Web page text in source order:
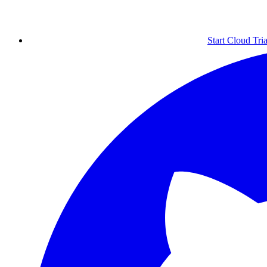
Start Cloud